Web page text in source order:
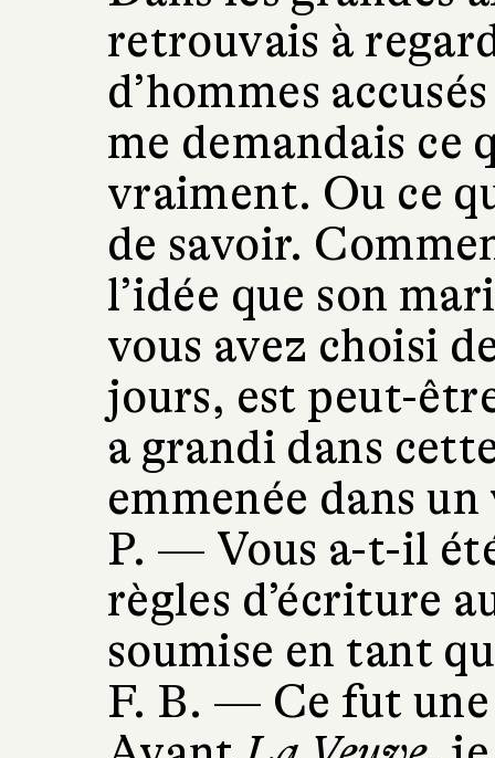
retrouvais à
d’hommes
me demandais ce
vraiment. Ou ce
de savoir.
l’idée que son
vous avez choisi
jours, est peut-
a grandi dans
emmenée dans
P. — Vous a-t-il
règles d’écriture
soumise en tant
F. B. — Ce fut